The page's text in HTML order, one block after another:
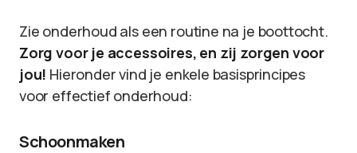
Zie onderhoud als een routine na je boottocht.
Zorg voor je accessoires, en zij zorgen voor
jou! Hieronder vind je enkele basisprincipes
voor effectief onderhoud:
Schoonmaken